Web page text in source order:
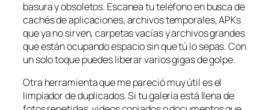
basura y obsoletos. Escanea tu teléfono en busca de
cachés de aplicaciones, archivos temporales, APKs
que ya no sirven, carpetas vacías y archivos grandes
que están ocupando espacio sin que tú lo sepas. Con
un solo toque puedes liberar varios gigas de golpe.
Otra herramienta que me pareció muy útil es el
limpiador de duplicados. Si tu galería está llena de